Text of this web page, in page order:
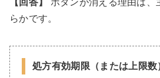
【回答】
ボタンが消える理由は、
らかです。
処方有効期限（または上限数